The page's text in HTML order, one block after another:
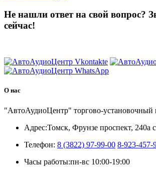
Не нашли ответ на свой вопрос?
сейчас!
О нас
"АвтоАудиоЦентр" торгово-установочный
Адрес:Томск, Фрунзе проспект, 240а
Телефон: 8 (3822) 97-99-00 8-923-457-
Часы работы:пн-вс 10:00-19:00